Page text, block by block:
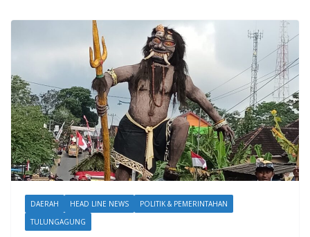
DAERAH HEAD LINE NEWS
POLITIK & PEMERINTAHAN
TULUNGAGUNG